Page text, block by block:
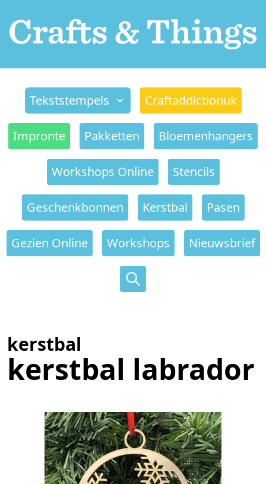
Tekststempels Craftaddictionuk
Impronte Pakketten Bloemenhangers
Workshops Online Stencils
Geschenkbonnen Kerstbal Pasen
Gezien Online Workshops Nieuwsbrief
kerstbal
kerstbal labrador